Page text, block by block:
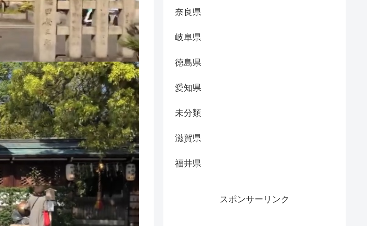
奈良県
岐阜県
徳島県
愛知県
未分類
滋賀県
福井県
スポンサーリンク